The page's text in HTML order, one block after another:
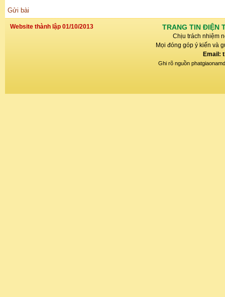
Gửi bài
Website thành lập 01/10/2013 TRANG TIN ĐIỆN
Chịu trách nhiệm
Mọi đóng góp ý kiến và
Email:
Ghi rõ nguồn